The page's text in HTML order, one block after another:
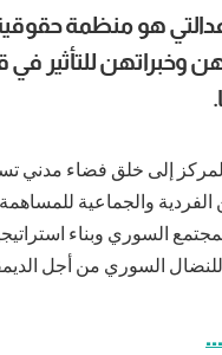
هو منظمة
وخبراتهن للتأثير
إلى خلق فضاء مدني
الفردية والجماعية
السوري وبناء
السوري من أجل
.